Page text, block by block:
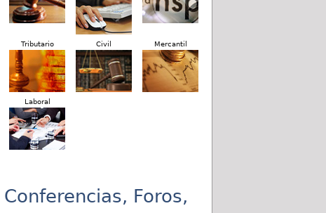
Tributario Civil Mercantil
Laboral
Conferencias, Foros,